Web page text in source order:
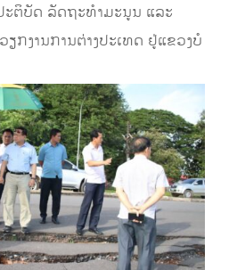
ະຕິບັດ ລັດຖະທໍາມະນູນ ແລະ
ກງານການຕ່າງປະເທດ ຢູ່ແຂວງບໍ